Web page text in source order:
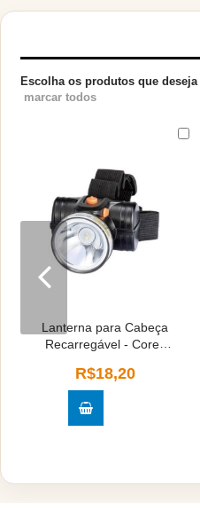
Escolha os produtos que
marcar todos
Lanterna para Cabeça
Recarregável - Cores
R$18,20